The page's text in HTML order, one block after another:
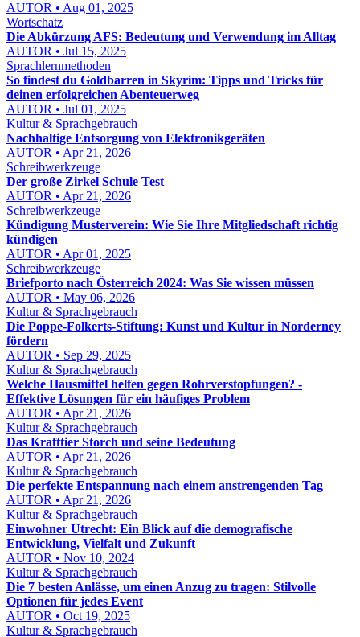
AUTOR • Aug 01, 2025
Wortschatz
Die Abkürzung AFS: Bedeutung und Verwendung im Alltag
AUTOR • Jul 15, 2025
Sprachlernmethoden
So findest du Goldbarren in Skyrim: Tipps und Tricks für
deinen erfolgreichen Abenteuerweg
AUTOR • Jul 01, 2025
Kultur & Sprachgebrauch
Nachhaltige Entsorgung von Elektronikgeräten
AUTOR • Apr 21, 2026
Schreibwerkzeuge
Der große Zirkel Schule Test
AUTOR • Apr 21, 2026
Schreibwerkzeuge
Kündigung Musterverein: Wie Sie Ihre Mitgliedschaft richtig
kündigen
AUTOR • Apr 01, 2025
Schreibwerkzeuge
Briefporto nach Österreich 2024: Was Sie wissen müssen
AUTOR • May 06, 2026
Kultur & Sprachgebrauch
Die Poppe-Folkerts-Stiftung: Kunst und Kultur in Norderney
fördern
AUTOR • Sep 29, 2025
Kultur & Sprachgebrauch
Welche Hausmittel helfen gegen Rohrverstopfungen? -
Effektive Lösungen für ein häufiges Problem
AUTOR • Apr 21, 2026
Kultur & Sprachgebrauch
Das Krafttier Storch und seine Bedeutung
AUTOR • Apr 21, 2026
Kultur & Sprachgebrauch
Die perfekte Entspannung nach einem anstrengenden Tag
AUTOR • Apr 21, 2026
Kultur & Sprachgebrauch
Einwohner Utrecht: Ein Blick auf die demografische
Entwicklung, Vielfalt und Zukunft
AUTOR • Nov 10, 2024
Kultur & Sprachgebrauch
Die 7 besten Anlässe, um einen Anzug zu tragen: Stilvolle
Optionen für jedes Event
AUTOR • Oct 19, 2025
Kultur & Sprachgebrauch